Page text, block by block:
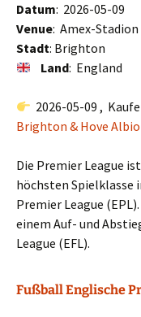
Datum: 2026-05-09
Venue: Amex-
Stadt: Brighton
Land: England
2026-05-09 ,
Brighton & Hove
Die Premier League
höchsten Spielklasse
Premier League
einem Auf- und
League (EFL).
Fußball Englische